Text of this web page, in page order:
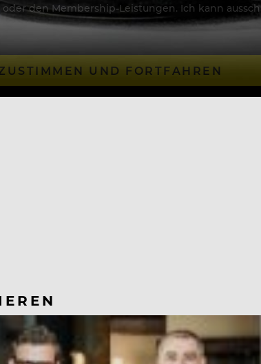
den Membership-Leistungen. Ich kann
UND FORTFAHREN